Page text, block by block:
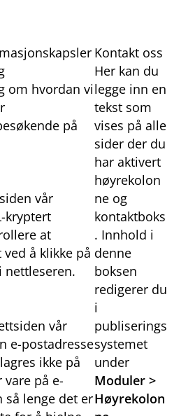
om hvordan vi
på
vår
kryptert
at
å klikke på
nettleseren.
vår
e-postadresse
ikke på
vare på e-
lenge det er
Kontakt oss
Her kan du
legge inn en
tekst som
vises på alle
sider der du
har aktivert
høyrekolon
ne og
kontaktboks
. Innhold i
denne
boksen
redigerer du
i
publiserings
systemet
under
Moduler >
Høyrekolon